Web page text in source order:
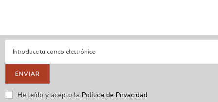
ENVIAR
He leído y acepto la Política de Privacidad